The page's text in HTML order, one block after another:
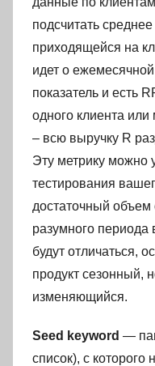
подсчитать
приходящейся на
идет о
показатель и есть
одного клиента
– всю выручку R
Эту метрику можно
тестирования
достаточный объем
разумного
будут отличаться,
продукт сезонный,
изменяющийся.
Seed keyword —
список), с которого